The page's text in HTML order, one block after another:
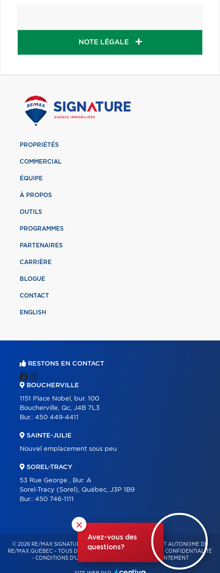
NOTE LÉGALE
×
Avez-vous des
questions?
PROPRIÉTÉS
COMMERCIAL
ÉQUIPE
À PROPOS
OUTILS
PROGRAMMES
PARTENAIRES
CARRIÈRE
BLOGUE
CONTACT
ENGLISH
RESTONS EN CONTACT
BOUCHERVILLE
1151 Place Nobel, bur. 100
Boucherville, Qc, J4B 7L3
Bur.: 450 449-4411
SAINTE-JULIE
Nouvel emplacement sous peu
SOREL-TRACY
53 Rue George , Bur. A
Sorel-Tracy (Sorel), Québec, J3P 1B9
Bur.: 450 746-1111
© 2026 RE/MAX SIGNATURE – FRANCHISÉ INDÉPENDANT ET AUTONOME DE
RE/MAX QUÉBEC – TOUS DROITS RÉSERVÉS -
POLITIQUE DE CONFIDENTIALITÉ
- CONDITIONS D'UTILISATION GESTION DU CONSENTEMENT